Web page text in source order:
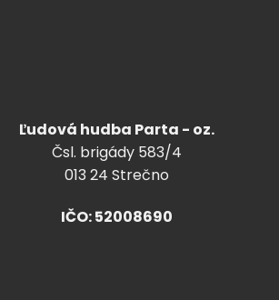
Ľudová hudba Parta - oz.
Čsl. brigády 583/4
013 24 Strečno
IČO: 52008690